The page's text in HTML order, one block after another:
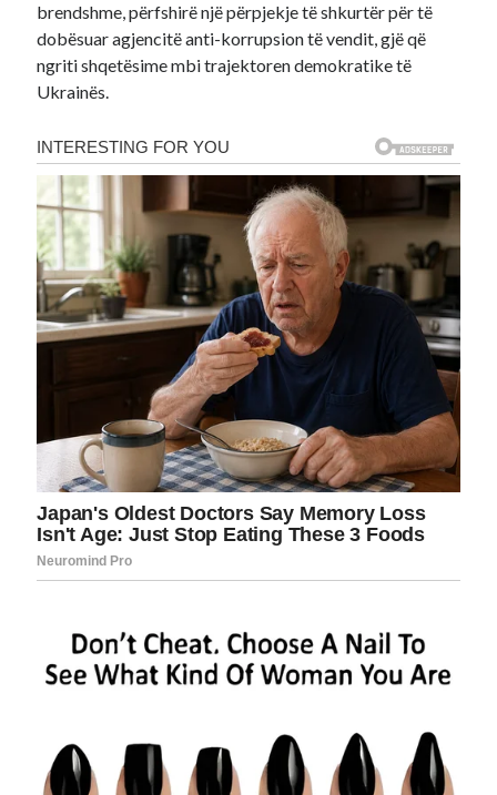
brendshme, përfshirë një përpjekje të shkurtër për të
dobësuar agjencitë anti-korrupsion të vendit, gjë që
ngriti shqetësime mbi trajektoren demokratike të
Ukrainës.